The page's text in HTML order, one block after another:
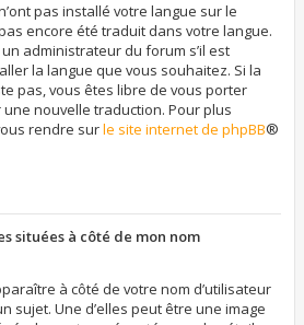
pas installé votre langue sur le
encore été traduit dans votre langue.
administrateur du forum s’il est
la langue que vous souhaitez. Si la
pas, vous êtes libre de vous porter
nouvelle traduction. Pour plus
rendre surle site internet de phpBB®
situées à côté de mon nom
à côté de votre nom d’utilisateur
sujet. Une d’elles peut être une image